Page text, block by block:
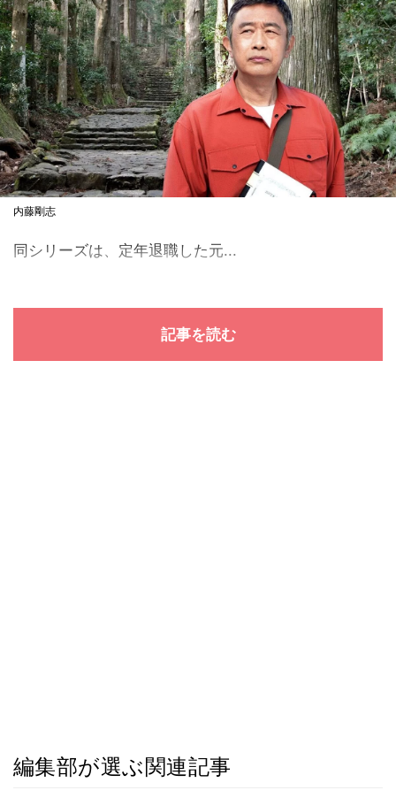
内藤剛志
同シリーズは、定年退職した元...
記事を読む
編集部が選ぶ関連記事